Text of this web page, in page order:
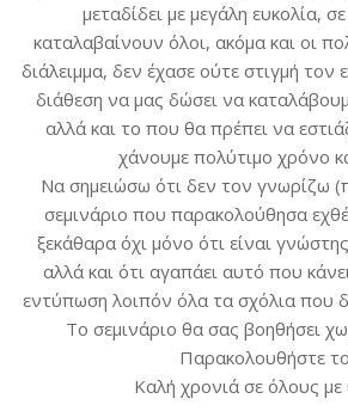
μεταδίδει με μεγάλη ευκολία,
καταλαβαίνουν όλοι, ακόμα και οι
διάλειμμα, δεν έχασε ούτε στιγμή τον
διάθεση να μας δώσει να
αλλά και το που θα πρέπει να
χάνουμε πολύτιμο χρόνο
Να σημειώσω ότι δεν τον γνωρίζω
σεμινάριο που παρακολούθησα
ξεκάθαρα όχι μόνο ότι είναι
αλλά και ότι αγαπάει αυτό που
εντύπωση λοιπόν όλα τα σχόλια που
Το σεμινάριο θα σας βοηθήσει
Παρακολουθήστε
Καλή χρονιά σε όλους με